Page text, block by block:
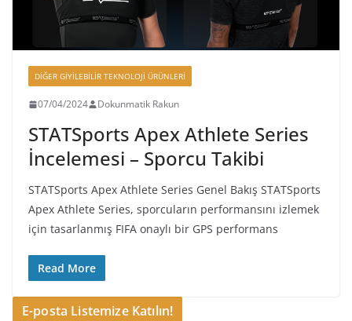
DIĞER GIYILEBILIR TEKNOLOJI ÜRÜNLERI
07/04/2024 Dokunmatik Rakun
STATSports Apex Athlete Series
İncelemesi – Sporcu Takibi
STATSports Apex Athlete Series Genel Bakış STATSports
Apex Athlete Series, sporcuların performansını izlemek
için tasarlanmış FIFA onaylı bir GPS performans
Read More
E-posta Listemize Katılın!